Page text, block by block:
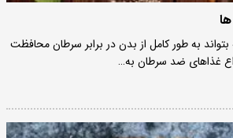
به طور کامل از بدن در برابر سرطان محافظت
غذاهای ضد سرطان به…